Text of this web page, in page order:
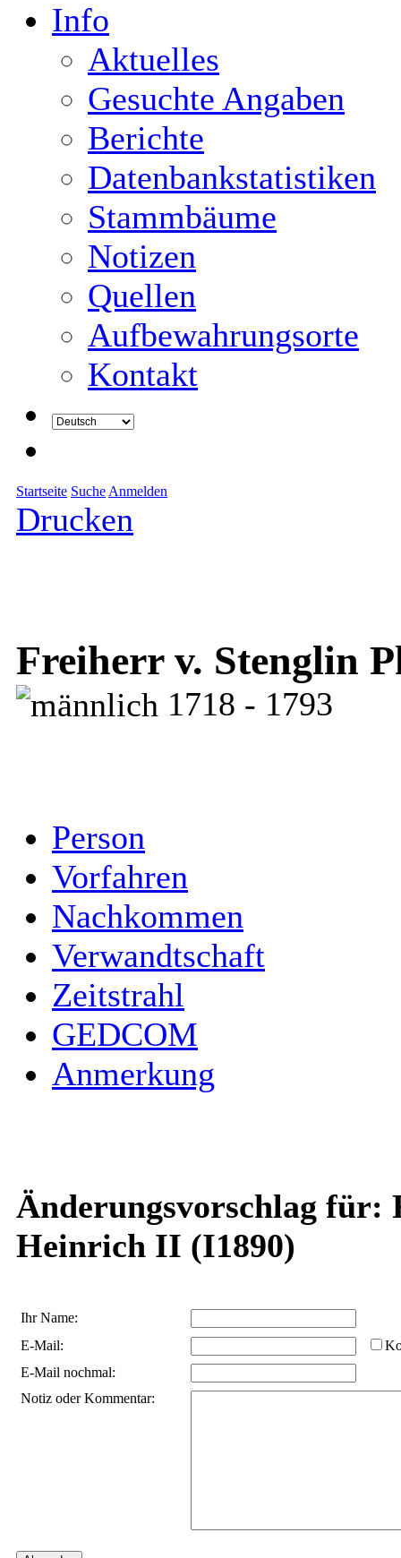
Info
Aktuelles
Gesuchte Angaben
Berichte
Datenbankstatistiken
Stammbäume
Notizen
Quellen
Aufbewahrungsorte
Kontakt
Startseite Suche Anmelden
Drucken
Freiherr v. Stenglin
1718 - 1793
Person
Vorfahren
Nachkommen
Verwandtschaft
Zeitstrahl
GEDCOM
Anmerkung
Änderungsvorschlag für:
Heinrich II (I1890)
Ihr Name:
E-Mail:
E-Mail nochmal:
Notiz oder Kommentar: